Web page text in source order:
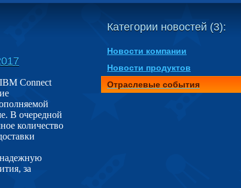
Connect
В очередной
количество
надежную
за
Категории новостей (3):
Новости компании
Новости продуктов
Отраслевые события